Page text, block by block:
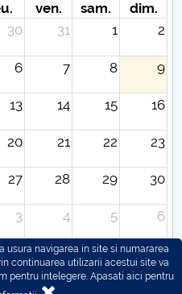
ven. sam.
dim.
30 31 1 2
6 7 8 9
13 14 15 16
20 21 22 23
27 28 29 30
3 4 5 6
usura navigarea in site si numararea
continuarea utilizarii acestui site va
pentru intelegere. Apasati aici pentru